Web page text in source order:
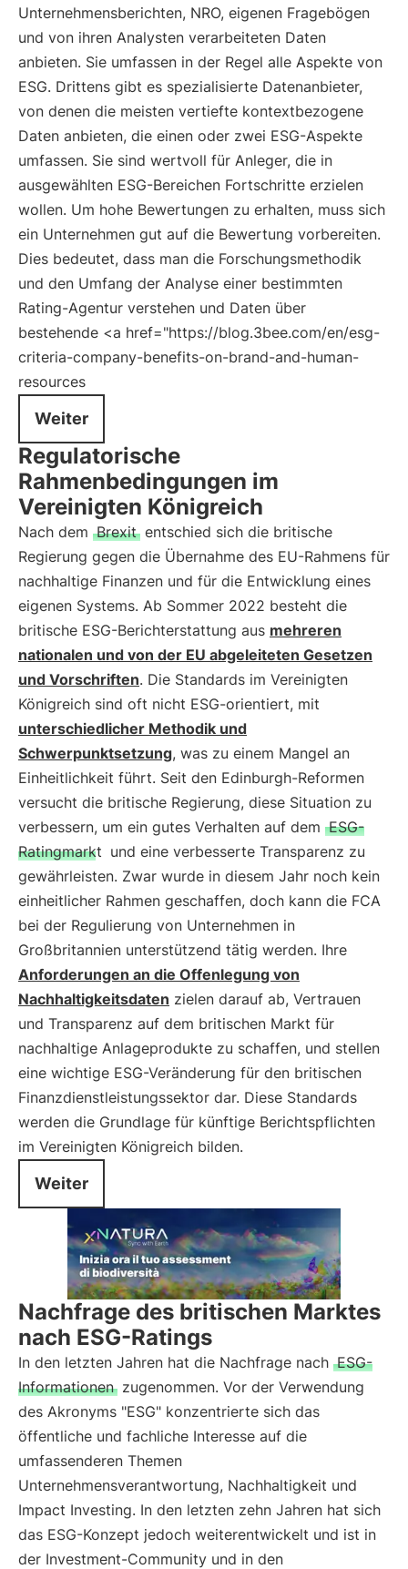
Unternehmensberichten, NRO, eigenen Fragebögen
und von ihren Analysten verarbeiteten Daten
anbieten. Sie umfassen in der Regel alle Aspekte von
ESG. Drittens gibt es spezialisierte Datenanbieter,
von denen die meisten vertiefte kontextbezogene
Daten anbieten, die einen oder zwei ESG-Aspekte
umfassen. Sie sind wertvoll für Anleger, die in
ausgewählten ESG-Bereichen Fortschritte erzielen
wollen. Um hohe Bewertungen zu erhalten, muss sich
ein Unternehmen gut auf die Bewertung vorbereiten.
Dies bedeutet, dass man die Forschungsmethodik
und den Umfang der Analyse einer bestimmten
Rating-Agentur verstehen und Daten über
bestehende <a href="https://blog.3bee.com/en/esg-
criteria-company-benefits-on-brand-and-human-
resources
Weiter
Regulatorische
Rahmenbedingungen im
Vereinigten Königreich
Nach dem Brexit entschied sich die britische
Regierung gegen die Übernahme des EU-Rahmens für
nachhaltige Finanzen und für die Entwicklung eines
eigenen Systems. Ab Sommer 2022 besteht die
britische ESG-Berichterstattung aus mehreren
nationalen und von der EU abgeleiteten Gesetzen
und Vorschriften. Die Standards im Vereinigten
Königreich sind oft nicht ESG-orientiert, mit
unterschiedlicher Methodik und
Schwerpunktsetzung, was zu einem Mangel an
Einheitlichkeit führt. Seit den Edinburgh-Reformen
versucht die britische Regierung, diese Situation zu
verbessern, um ein gutes Verhalten auf dem ESG-
Ratingmarkt und eine verbesserte Transparenz zu
gewährleisten. Zwar wurde in diesem Jahr noch kein
einheitlicher Rahmen geschaffen, doch kann die FCA
bei der Regulierung von Unternehmen in
Großbritannien unterstützend tätig werden. Ihre
Anforderungen an die Offenlegung von
Nachhaltigkeitsdaten zielen darauf ab, Vertrauen
und Transparenz auf dem britischen Markt für
nachhaltige Anlageprodukte zu schaffen, und stellen
eine wichtige ESG-Veränderung für den britischen
Finanzdienstleistungssektor dar. Diese Standards
werden die Grundlage für künftige Berichtspflichten
im Vereinigten Königreich bilden.
Weiter
Nachfrage des britischen Marktes
nach ESG-Ratings
In den letzten Jahren hat die Nachfrage nach ESG-
Informationen zugenommen. Vor der Verwendung
des Akronyms "ESG" konzentrierte sich das
öffentliche und fachliche Interesse auf die
umfassenderen Themen
Unternehmensverantwortung, Nachhaltigkeit und
Impact Investing. In den letzten zehn Jahren hat sich
das ESG-Konzept jedoch weiterentwickelt und ist in
der Investment-Community und in den